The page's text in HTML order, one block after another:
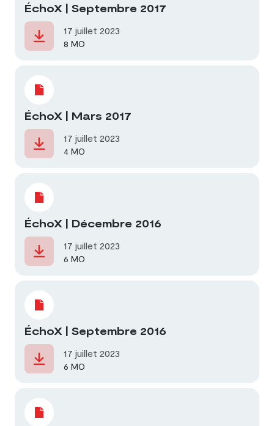
ÉchoX | Septembre 2017
17 juillet 2023
8 MO
ÉchoX | Mars 2017
17 juillet 2023
4 MO
ÉchoX | Décembre 2016
17 juillet 2023
6 MO
ÉchoX | Septembre 2016
17 juillet 2023
6 MO